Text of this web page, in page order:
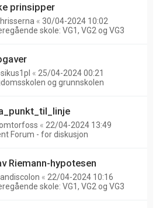
prinsipper
« 30/04-2024 10:02
skole: VG1, VG2 og VG3
« 25/04-2024 00:21
og grunnskolen
« 22/04-2024 13:49
Forum - for diskusjon
Riemann-hypotesen
« 22/04-2024 10:16
skole: VG1, VG2 og VG3